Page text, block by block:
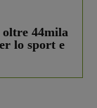
oltre 44mila
lo sport e